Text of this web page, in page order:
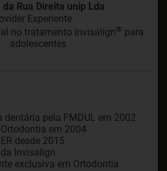
Rua Direita unip Lda
Experiente
no tratamento Invisalign® para
adolescentes
dentária pela FMDUL em 2002
em 2004
desde 2015
Invisalign
exclusiva em Ortodontia